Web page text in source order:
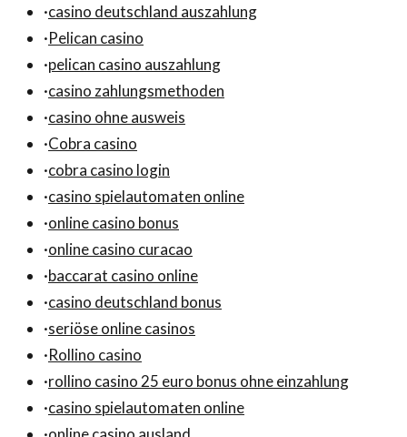
·casino deutschland auszahlung
·Pelican casino
·pelican casino auszahlung
·casino zahlungsmethoden
·casino ohne ausweis
·Cobra casino
·cobra casino login
·casino spielautomaten online
·online casino bonus
·online casino curacao
·baccarat casino online
·casino deutschland bonus
·seriöse online casinos
·Rollino casino
·rollino casino 25 euro bonus ohne einzahlung
·casino spielautomaten online